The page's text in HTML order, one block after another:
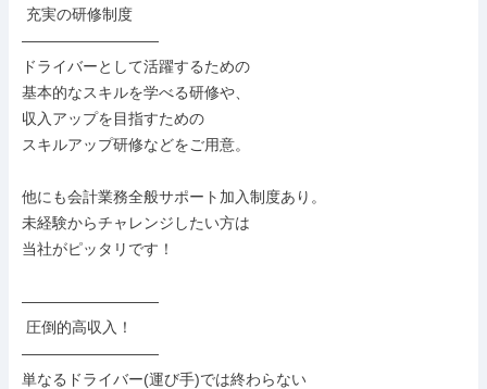
―――――――――
ドライバーとして活躍するための
基本的なスキルを学べる研修や、
収入アップを目指すための
スキルアップ研修などをご用意。
他にも会計業務全般サポート加入制度あり。
未経験からチャレンジしたい方は
当社がピッタリです！
―――――――――
―――――――――
単なるドライバー(運び手)では終わらない